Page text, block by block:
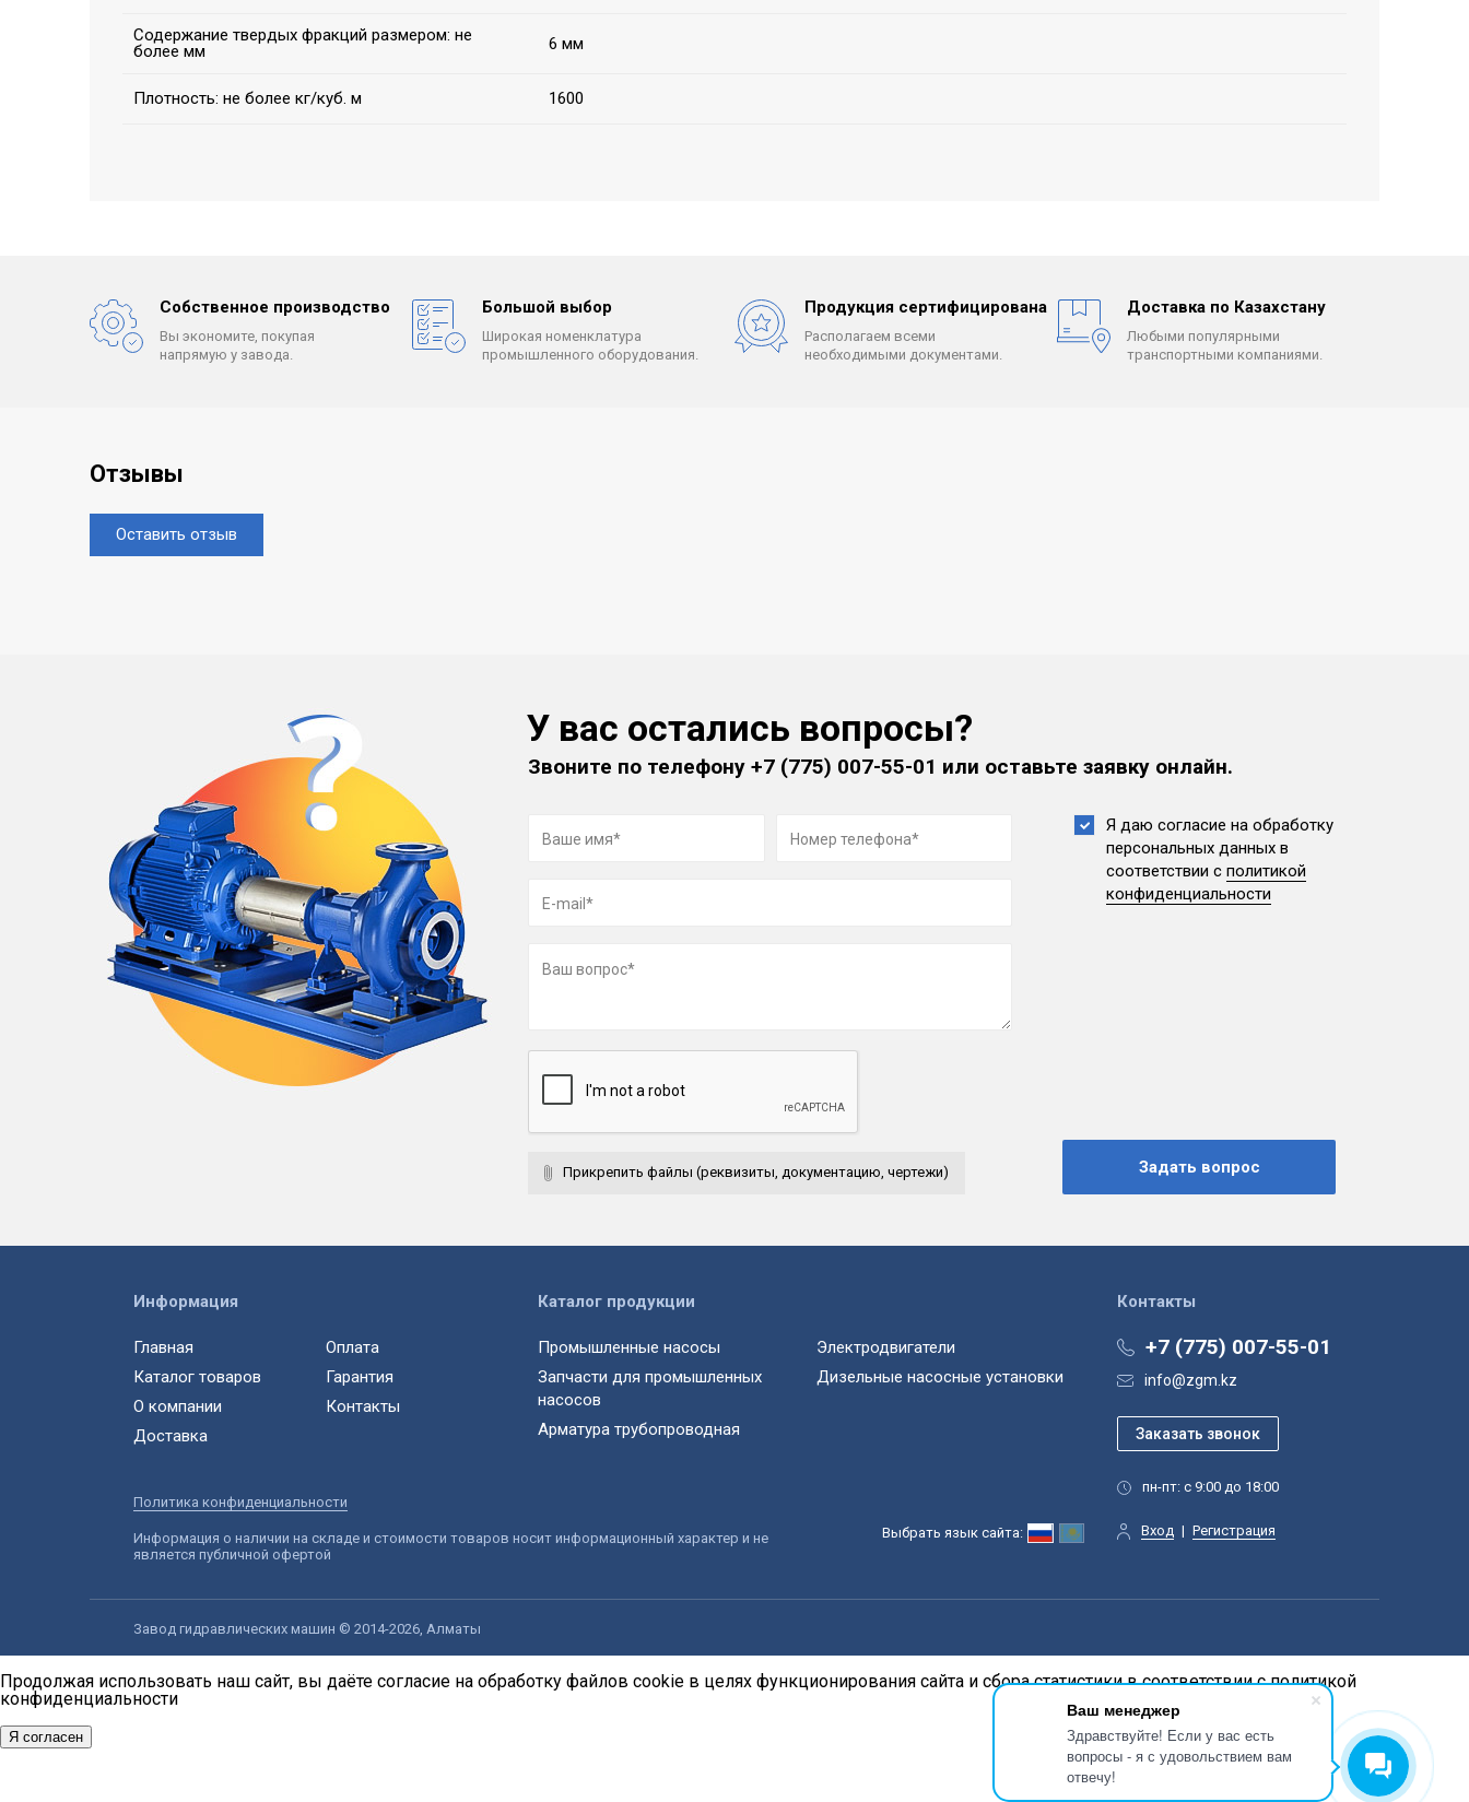
Ваш менеджер
Здравствуйте! Если у вас есть
вопросы - я с удовольствием вам
отвечу!
Содержание твердых фракций размером: не
более мм
6 мм
Плотность: не более кг/куб. м 1600
Собственное производство
Вы экономите, покупая
напрямую у завода.
Большой выбор
Широкая номенклатура
промышленного оборудования.
Продукция сертифицирована
Располагаем всеми
необходимыми документами.
Доставка по Казахстану
Любыми популярными
транспортными компаниями.
Отзывы
Оставить отзыв
У вас остались вопросы?
Звоните по телефону+7 (775) 007-55-01 или оставьте заявку онлайн.
Прикрепить файлы (реквизиты, документацию, чертежи)
Я даю согласие на обработку
персональных данных в
соответствии с политикой
конфиденциальности
Контакты
+7 (775) 007-55-01
info@zgm.kz
пн-пт: с 9:00 до 18:00
Вход | Регистрация
Выбрать язык сайта:
Информация
Главная
Каталог товаров
О компании
Доставка
Оплата
Гарантия
Контакты
Каталог продукции
Промышленные насосы
Запчасти для промышленных
насосов
Арматура трубопроводная
Электродвигатели
Дизельные насосные установки
Политика конфиденциальности
Информация о наличии на складе и стоимости товаров носит информационный характер и не
является публичной офертой
Завод гидравлических машин © 2014-2026, Алматы
Продолжая использовать наш сайт, вы даёте согласие на обработку файлов cookie в целях функционирования сайта и сбора статистики в соответствии сполитикой
конфиденциальности
Я согласен